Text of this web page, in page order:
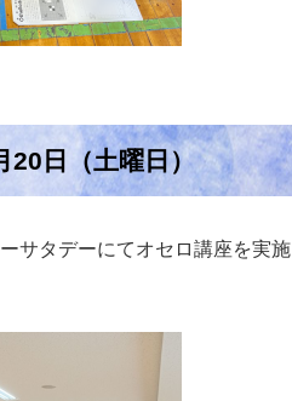
日（土曜日）
サタデーにてオセロ講座を実施